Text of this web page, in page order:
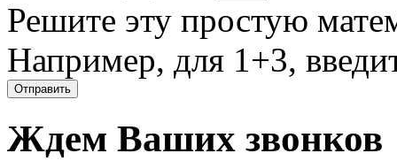
Решите эту простую
Например, для 1+3,
Ждем Ваших звонков